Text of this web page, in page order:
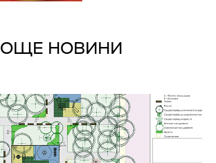
ОЩЕ НОВИНИ